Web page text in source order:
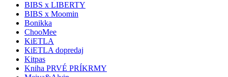
BIBS x LIBERTY
BIBS x Moomin
Bonikka
ChooMee
KiETLA
KiETLA dopredaj
Kitpas
Kniha PRVÉ PRÍKRMY